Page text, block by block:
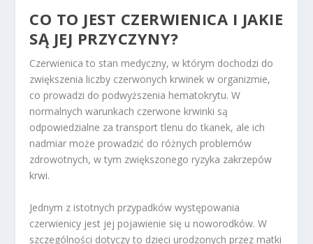
CO TO JEST CZERWIENICA I JAKIE
SĄ JEJ PRZYCZYNY?
Czerwienica to stan medyczny, w którym dochodzi do
zwiększenia liczby czerwonych krwinek w organizmie,
co prowadzi do podwyższenia hematokrytu. W
normalnych warunkach czerwone krwinki są
odpowiedzialne za transport tlenu do tkanek, ale ich
nadmiar może prowadzić do różnych problemów
zdrowotnych, w tym zwiększonego ryzyka zakrzepów
krwi.
Jednym z istotnych przypadków występowania
czerwienicy jest jej pojawienie się u noworodków. W
szczególności dotyczy to dzieci urodzonych przez matki